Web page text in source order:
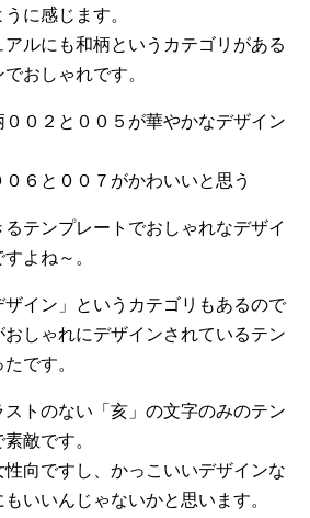
に感じます。
ルにも和柄というカテゴリがある
おしゃれです。
０２と００５が華やかなデザイン
６と００７がかわいいと思う
テンプレートでおしゃれなデザイ
よね～。
イン」というカテゴリもあるので
しゃれにデザインされているテン
です。
トのない「亥」の文字のみのテン
敵です。
向ですし、かっこいいデザインな
いいんじゃないかと思います。